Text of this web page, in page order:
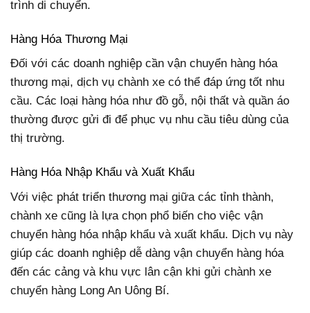
trình di chuyển.
Hàng Hóa Thương Mại
Đối với các doanh nghiệp cần vận chuyển hàng hóa
thương mại, dịch vụ chành xe có thể đáp ứng tốt nhu
cầu. Các loại hàng hóa như đồ gỗ, nội thất và quần áo
thường được gửi đi để phục vụ nhu cầu tiêu dùng của
thị trường.
Hàng Hóa Nhập Khẩu và Xuất Khẩu
Với việc phát triển thương mại giữa các tỉnh thành,
chành xe cũng là lựa chọn phổ biến cho việc vận
chuyển hàng hóa nhập khẩu và xuất khẩu. Dịch vụ này
giúp các doanh nghiệp dễ dàng vận chuyển hàng hóa
đến các cảng và khu vực lân cận khi gửi chành xe
chuyển hàng Long An Uông Bí.